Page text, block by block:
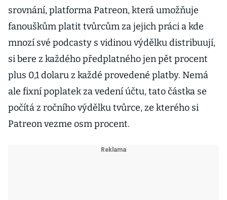
srovnání, platforma Patreon, která umožňuje
fanouškům platit tvůrcům za jejich práci a kde
mnozí své podcasty s vidinou výdělku distribuují,
si bere z každého předplatného jen pět procent
plus 0,1 dolaru z každé provedené platby. Nemá
ale fixní poplatek za vedení účtu, tato částka se
počítá z ročního výdělku tvůrce, ze kterého si
Patreon vezme osm procent.